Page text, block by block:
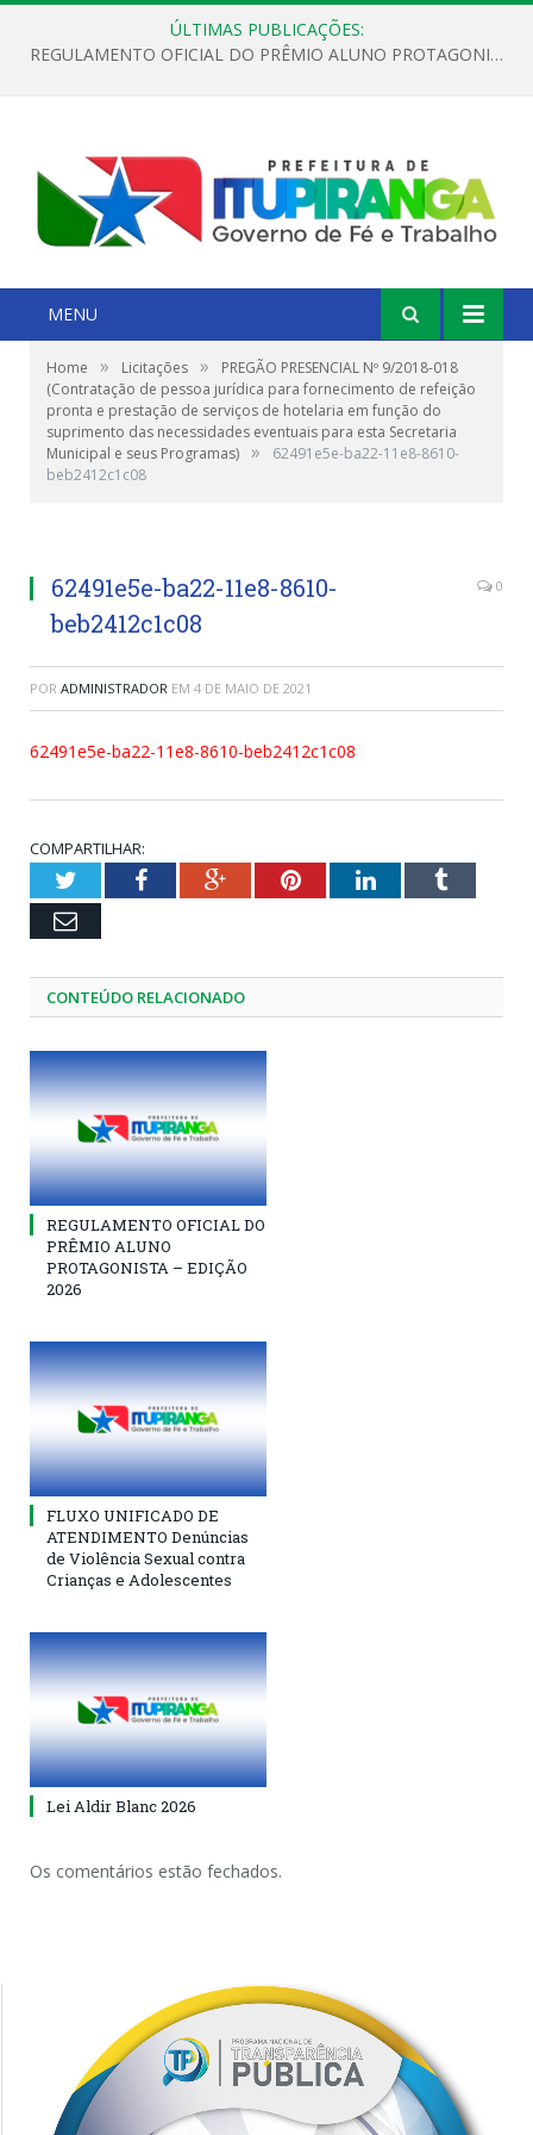
ÚLTIMAS PUBLICAÇÕES:
REGULAMENTO OFICIAL DO PRÊMIO ALUNO PROTAGONISTA – EDIÇÃO 2026
MENU
Home » Licitações »
PREGÃO PRESENCIAL Nº 9/2018-018
(Contratação de pessoa jurídica para fornecimento de refeição
pronta e prestação de serviços de hotelaria em função do
suprimento das necessidades eventuais para esta Secretaria
Municipal e seus Programas) »
62491e5e-ba22-11e8-8610-
beb2412c1c08
62491e5e-ba22-11e8-8610-
beb2412c1c08
0
POR ADMINISTRADOR EM 4 DE MAIO DE 2021
62491e5e-ba22-11e8-8610-beb2412c1c08
COMPARTILHAR:
TwitterFacebookGoogle+PinterestLinkedInTumblr
Email
CONTEÚDO RELACIONADO
REGULAMENTO OFICIAL DO
PRÊMIO ALUNO
PROTAGONISTA – EDIÇÃO
2026
FLUXO UNIFICADO DE
ATENDIMENTO Denúncias
de Violência Sexual contra
Crianças e Adolescentes
Lei Aldir Blanc 2026
Os comentários estão fechados.